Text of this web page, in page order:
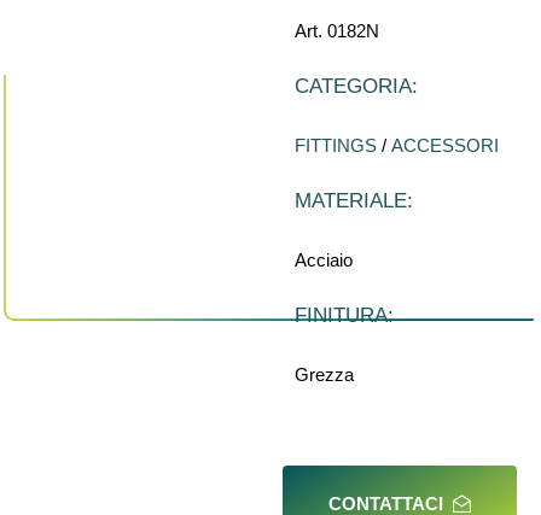
Art. 0182N
CATEGORIA:
FITTINGS / ACCESSORI
MATERIALE:
Acciaio
FINITURA:
Grezza
CONTATTACI